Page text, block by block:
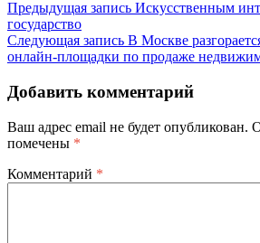
Предыдущая запись Искусственным
государство
Следующая запись В Москве
онлайн-площадки по продаже
Добавить комментарий
Ваш адрес email не будет опубликован.
помечены *
Комментарий *